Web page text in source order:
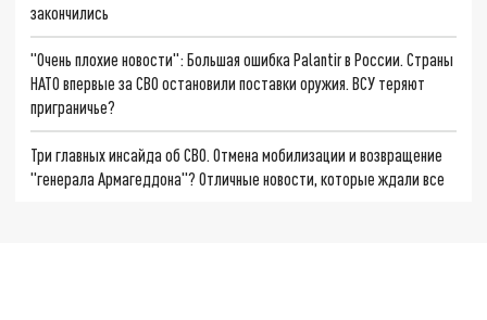
закончились
"Очень плохие новости": Большая ошибка Palantir в России. Страны
НАТО впервые за СВО остановили поставки оружия. ВСУ теряют
приграничье?
Три главных инсайда об СВО. Отмена мобилизации и возвращение
"генерала Армагеддона"? Отличные новости, которые ждали все